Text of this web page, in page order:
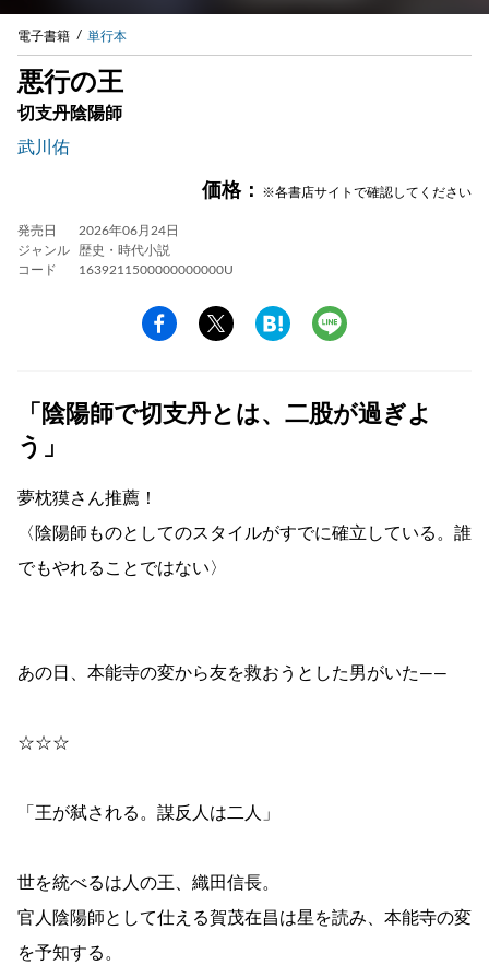
電子書籍 単行本
悪行の王
切支丹陰陽師
武川佑
価格： ※各書店サイトで確認してください
発売日
2026年06月24日
ジャンル
歴史・時代小説
コード
1639211500000000000U
「陰陽師で切支丹とは、二股が過ぎよ
う」
夢枕獏さん推薦！
〈陰陽師ものとしてのスタイルがすでに確立している。誰
でもやれることではない〉
あの日、本能寺の変から友を救おうとした男がいた――
☆☆☆
「王が弑される。謀反人は二人」
世を統べるは人の王、織田信長。
官人陰陽師として仕える賀茂在昌は星を読み、本能寺の変
を予知する。